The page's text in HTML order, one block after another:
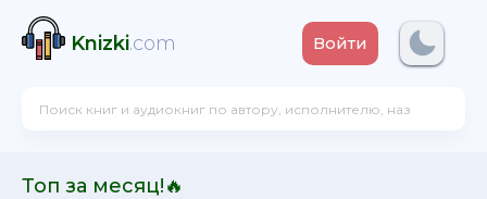
Knizki.com Войти
Топ за месяц!🔥